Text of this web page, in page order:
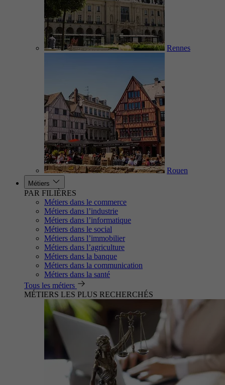
Rennes
Rouen
Métiers
PAR FILIÈRES
Métiers dans le commerce
Métiers dans l’industrie
Métiers dans l’informatique
Métiers dans le social
Métiers dans l’immobilier
Métiers dans l’agriculture
Métiers dans la banque
Métiers dans la communication
Métiers dans la santé
Tous les métiers
MÉTIERS LES PLUS RECHERCHÉS